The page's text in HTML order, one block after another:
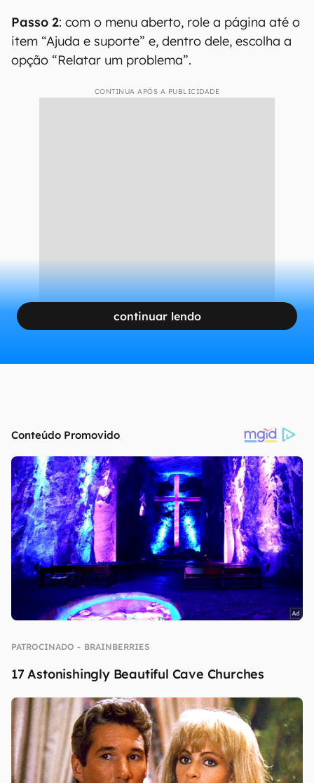
Passo 2: com o menu aberto, role a página até o
item “Ajuda e suporte” e, dentro dele, escolha a
opção “Relatar um problema”.
CONTINUA APÓS A PUBLICIDADE
continuar lendo